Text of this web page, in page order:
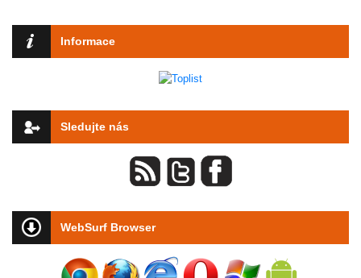
Informace
Sledujte nás
WebSurf Browser